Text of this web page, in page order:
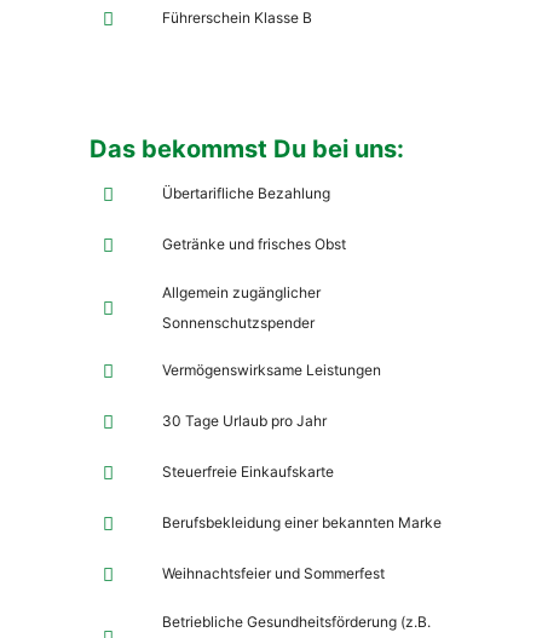
Führerschein Klasse B
Das bekommst Du bei uns:
Übertarifliche Bezahlung
Getränke und frisches Obst
Allgemein zugänglicher
Sonnenschutzspender
Vermögenswirksame Leistungen
30 Tage Urlaub pro Jahr
Steuerfreie Einkaufskarte
Berufsbekleidung einer bekannten Marke
Weihnachtsfeier und Sommerfest
Betriebliche Gesundheitsförderung (z.B.